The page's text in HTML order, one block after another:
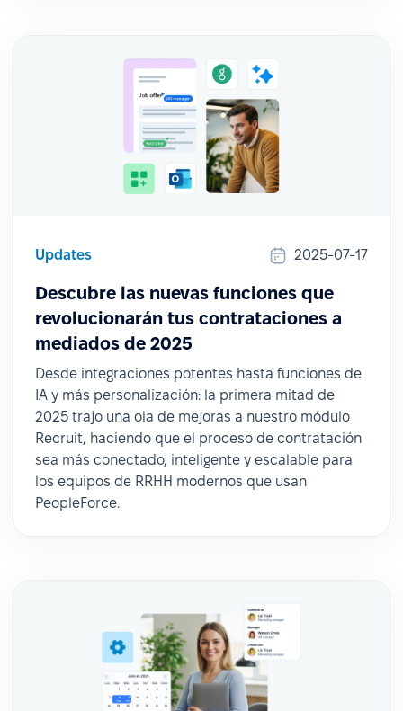
Updates 2025-07-17
Descubre las nuevas funciones que
revolucionarán tus contrataciones a
mediados de 2025
Desde integraciones potentes hasta funciones de
IA y más personalización: la primera mitad de
2025 trajo una ola de mejoras a nuestro módulo
Recruit, haciendo que el proceso de contratación
sea más conectado, inteligente y escalable para
los equipos de RRHH modernos que usan
PeopleForce.